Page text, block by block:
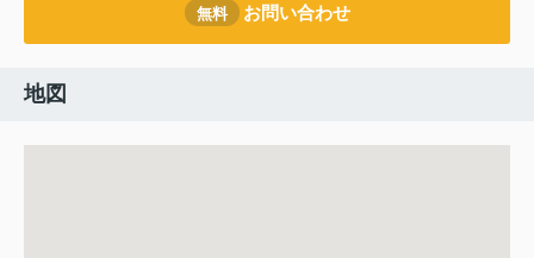
無料 お問い合わせ
地図